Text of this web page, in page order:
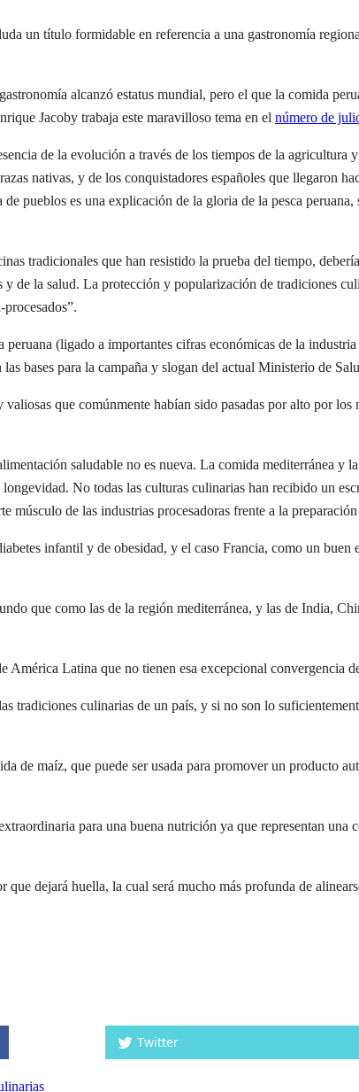
un título formidable en referencia a una gastronomía
alcanzó estatus mundial, pero el que la comida
Jacoby trabaja este maravilloso tema en el número de
de la evolución a través de los tiempos de la agricultura
nativas, y de los conquistadores españoles que llegaron
pueblos es una explicación de la gloria de la pesca
tradicionales que han resistido la prueba del tiempo,
de la salud. La protección y popularización de tradiciones
(ligado a importantes cifras económicas de la
bases para la campaña y slogan del actual Ministerio de
que comúnmente habían sido pasadas por alto por
saludable no es nueva. La comida mediterránea y
No todas las culturas culinarias han recibido un
de las industrias procesadoras frente a la
infantil y de obesidad, y el caso Francia, como un buen
que como las de la región mediterránea, y las de India,
Latina que no tienen esa excepcional convergencia
tradiciones culinarias de un país, y si no son lo
de maíz, que puede ser usada para promover un producto
para una buena nutrición ya que representan
dejará huella, la cual será mucho más profunda de
Twitter